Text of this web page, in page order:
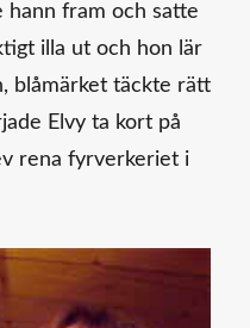
hann fram och satte
illa ut och hon lär
blåmärket täckte rätt
Elvy ta kort på
rena fyrverkeriet i